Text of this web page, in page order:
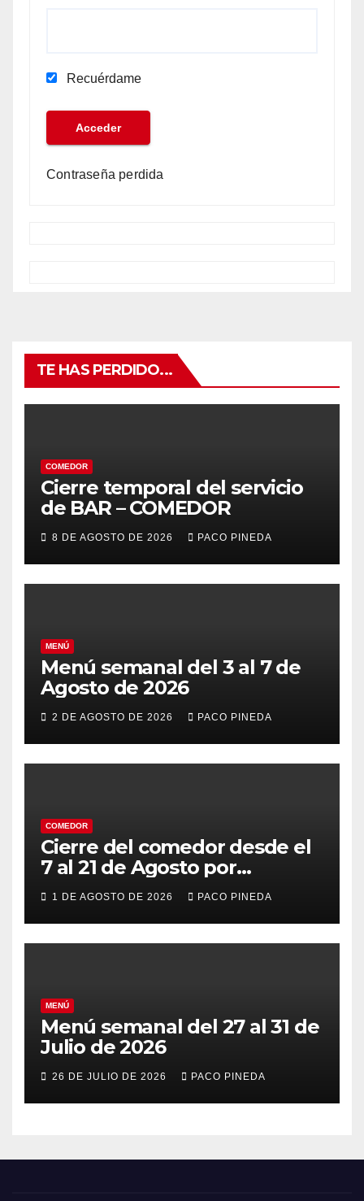
Recuérdame
Contraseña perdida
TE HAS PERDIDO...
COMEDOR
Cierre temporal del servicio
de BAR – COMEDOR
8 DE AGOSTO DE 2026 PACO PINEDA
MENÚ
Menú semanal del 3 al 7 de
Agosto de 2026
2 DE AGOSTO DE 2026 PACO PINEDA
COMEDOR
Cierre del comedor desde el
7 al 21 de Agosto por
vacaciones
1 DE AGOSTO DE 2026 PACO PINEDA
MENÚ
Menú semanal del 27 al 31 de
Julio de 2026
26 DE JULIO DE 2026 PACO PINEDA